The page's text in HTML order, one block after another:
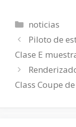
Categorías
noticias
Piloto de
Clase E
Class Coupe